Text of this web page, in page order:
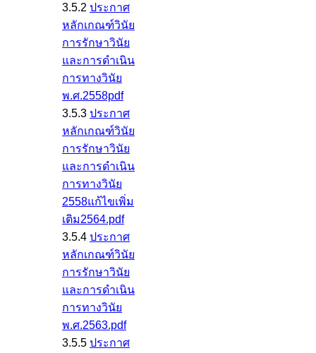
3.5.2 ประกาศ
หลักเกณฑ์วินัย
การรักษาวินัย
และการดำเนิน
การทางวินัย
พ.ศ.2558pdf
3.5.3 ประกาศ
หลักเกณฑ์วินัย
การรักษาวินัย
และการดำเนิน
การทางวินัย
2558แก้ไขเพิ่ม
เติม2564.pdf
3.5.4 ประกาศ
หลักเกณฑ์วินัย
การรักษาวินัย
และการดำเนิน
การทางวินัย
พ.ศ.2563.pdf
3.5.5 ประกาศ